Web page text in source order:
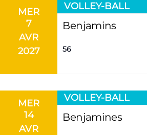
MER
7
AVR
2027
VOLLEY-BALL
Benjamins
56
MER
14
AVR
VOLLEY-BALL
Benjamines